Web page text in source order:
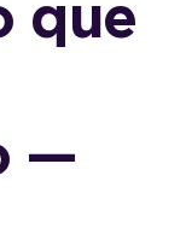
que
—